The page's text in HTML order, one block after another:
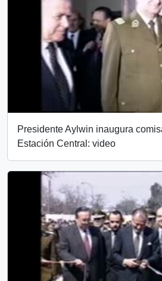
Presidente Aylwin inaugura
Estación Central: video